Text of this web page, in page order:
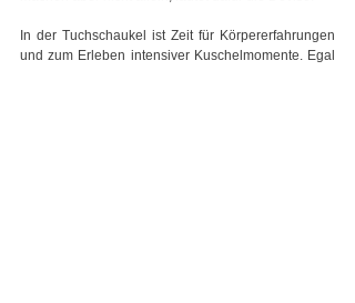
In der Tuchschaukel ist Zeit für Körpererfahrungen
und zum Erleben intensiver Kuschelmomente. Egal